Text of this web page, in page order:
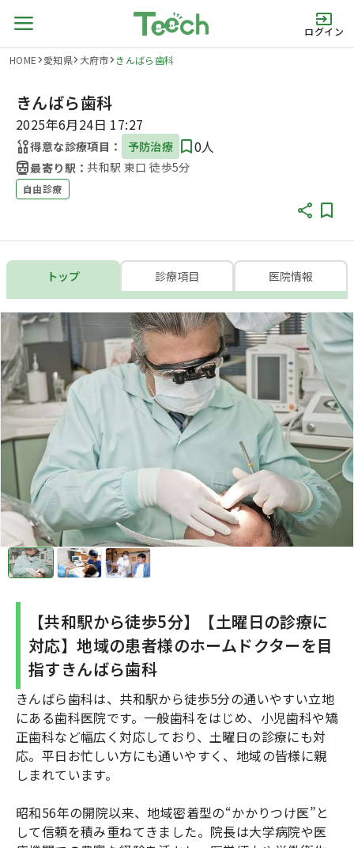
ログイン
HOME 愛知県 大府市 きんばら歯科
きんばら歯科
2025年6月24日 17:27
得意な診療項目： 予防治療 0人
最寄り駅：共和駅 東口 徒歩5分
自由診療
トップ 診療項目 医院情報
【共和駅から徒歩5分】【土曜日の診療に
対応】地域の患者様のホームドクターを目
指すきんばら歯科
きんばら歯科は、共和駅から徒歩5分の通いやすい立地
にある歯科医院です。一般歯科をはじめ、小児歯科や矯
正歯科など幅広く対応しており、土曜日の診療にも対
応。平日お忙しい方にも通いやすく、地域の皆様に親
しまれています。
昭和56年の開院以来、地域密着型の“かかりつけ医”と
して信頼を積み重ねてきました。院長は大学病院や医